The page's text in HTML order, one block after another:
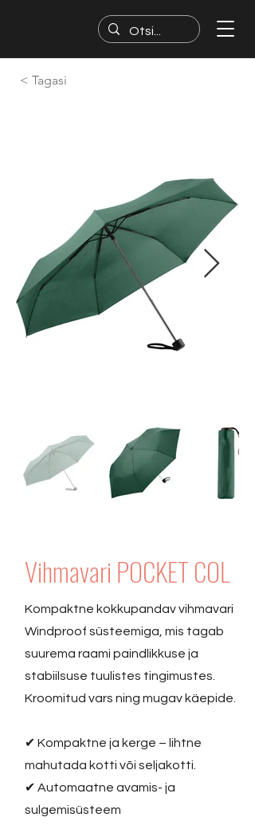
< Tagasi
Vihmavari POCKET COL
Kompaktne kokkupandav vihmavari
Windproof süsteemiga, mis tagab
suurema raami paindlikkuse ja
stabiilsuse tuulistes tingimustes.
Kroomitud vars ning mugav käepide.
✔ Kompaktne ja kerge – lihtne
mahutada kotti või seljakotti.
✔ Automaatne avamis- ja
sulgemisüsteem